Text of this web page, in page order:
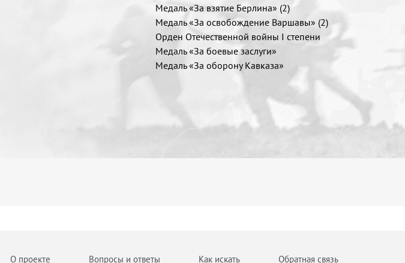
Медаль «За взятие Берлина» (2)
Медаль «За освобождение Варшавы» (2)
Орден Отечественной войны I степени
Медаль «За боевые заслуги»
Медаль «За оборону Кавказа»
О проекте Вопросы и ответы Как искать Обратная связь